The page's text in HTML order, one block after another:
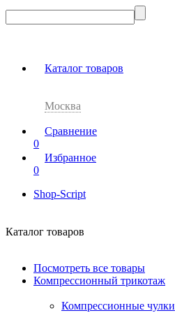
Каталог товаров
Москва
Сравнение
0
Избранное
0
Shop-Script
Каталог товаров
Посмотреть все товары
Компрессионный трикотаж
Компрессионные чулки